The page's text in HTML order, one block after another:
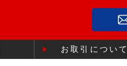
お取引について